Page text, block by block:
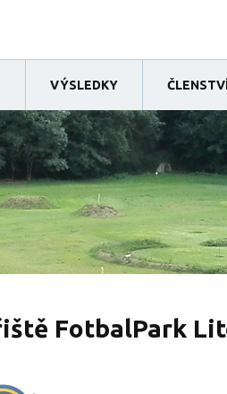
VÝSLEDKY
FotbalPark